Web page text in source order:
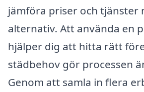
jämföra priser och tjänster
alternativ. Att använda en
hjälper dig att hitta rätt
städbehov gör processen
Genom att samla in flera